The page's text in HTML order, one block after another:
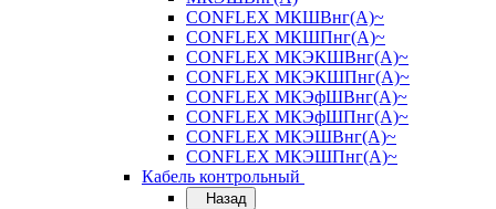
CONFLEX МКШВнг(А)~
CONFLEX МКШПнг(А)~
CONFLEX МКЭКШВнг(А)~
CONFLEX МКЭКШПнг(А)~
CONFLEX МКЭфШВнг(А)~
CONFLEX МКЭфШПнг(А)~
CONFLEX МКЭШВнг(А)~
CONFLEX МКЭШПнг(А)~
Кабель контрольный
Назад